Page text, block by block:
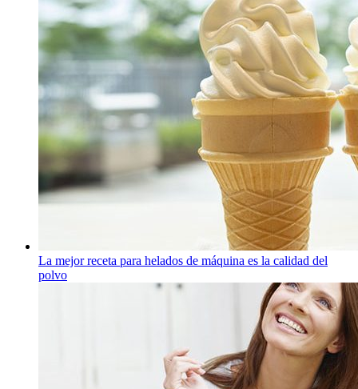
La mejor receta para helados de máquina es la calidad del
polvo